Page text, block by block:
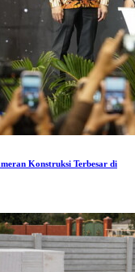
Konstruksi Terbesar di